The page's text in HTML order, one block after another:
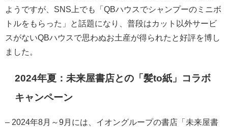
ようですが、SNS上でも「QBハウスでシャンプーのミニボ
トルをもらった」と話題になり、普段はカット以外サービ
スがないQBハウスで思わぬお土産が得られたと好評を博し
ました。
2024年夏：未来屋書店との「髪to紙」コラボ
キャンペーン
– 2024年8月～9月には、イオングループの書店「未来屋書